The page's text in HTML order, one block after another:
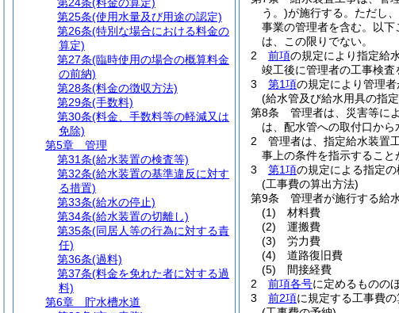
う。)が施行する。 ただし
事業の管理者を含む。以
は、この限りでない。
2
前項の規定により指定給
竣工後に管理者の工事検査
3
第1項の規定により管理
(給水管及び給水用具の指
第8条
管理者は、災害等に
は、配水管への取付口か
2
管理者は、指定給水装置
事上の条件を指示すること
3
第1項の規定による指定
(工事費の算出方法)
第9条
管理者が施行する給
(1)
材料費
(2)
運搬費
(3)
労力費
(4)
道路復旧費
(5)
間接経費
2
前項各号に定めるものの
3
前2項に規定する工事費
第25条(使用水量及び用途の認定)
第26条(特別な場合における料金の
算定)
第27条(臨時使用の場合の概算料金
の前納)
第28条(料金の徴収方法)
第29条(手数料)
第30条(料金、手数料等の軽減又は
免除)
第5章
管理
第31条(給水装置の検査等)
第32条(給水装置の基準違反に対す
る措置)
第33条(給水の停止)
第34条(給水装置の切離し)
第35条(同居人等の行為に対する責
任)
第36条(過料)
第37条(料金を免れた者に対する過
料)
第6章
貯水槽水道